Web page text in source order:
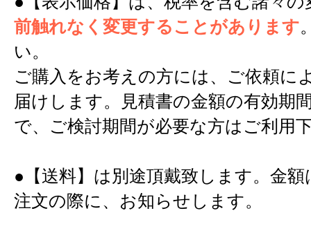
前触れなく変更することがあります
い。
ご購入をお考えの方には、ご依頼に
届けします。見積書の金額の有効期
で、ご検討期間が必要な方はご利用
●【送料】は別途頂戴致します。金
注文の際に、お知らせします。